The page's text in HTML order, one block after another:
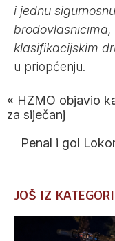
i jednu
klasifikacijskim
u priopćenju.
« HZMO objavio
za siječanj
Penal i gol
JOŠ IZ